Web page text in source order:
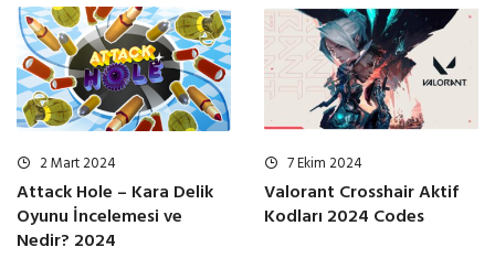
2 Mart 2024
Attack Hole – Kara Delik
Oyunu İncelemesi ve
Nedir? 2024
7 Ekim 2024
Valorant Crosshair Aktif
Kodları 2024 Codes